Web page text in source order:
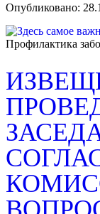
Опубликовано:
Профилактика